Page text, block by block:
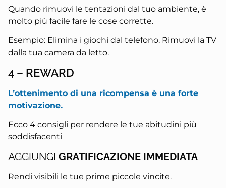
Quando rimuovi le tentazioni dal tuo ambiente, è
molto più facile fare le cose corrette.
Esempio: Elimina i giochi dal telefono. Rimuovi la TV
dalla tua camera da letto.
4 – REWARD
L’ottenimento di una ricompensa è una forte
motivazione.
Ecco 4 consigli per rendere le tue abitudini più
soddisfacenti
AGGIUNGI GRATIFICAZIONE IMMEDIATA
Rendi visibili le tue prime piccole vincite.